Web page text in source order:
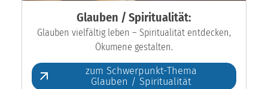
Glauben / Spiritualität:
Glauben vielfältig leben – Spiritualität entdecken,
Ökumene gestalten.
zum Schwerpunkt-Thema
Glauben / Spiritualität